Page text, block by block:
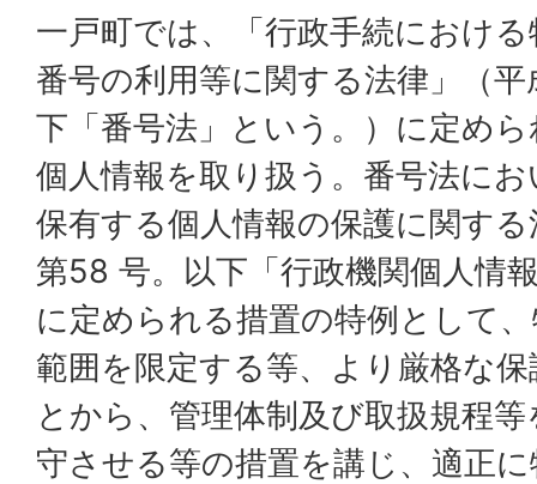
一戸町では、「行政手続におけ
番号の利用等に関する法律」（
下「番号法」という。）に定め
個人情報を取り扱う。番号法に
保有する個人情報の保護に関す
第58 号。以下「行政機関個人情
に定められる措置の特例として
範囲を限定する等、より厳格な
とから、管理体制及び取扱規程
守させる等の措置を講じ、適正